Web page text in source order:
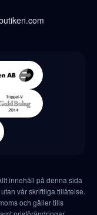
innehåll på denna sida
vår skriftliga tillåtelse.
och gäller tills